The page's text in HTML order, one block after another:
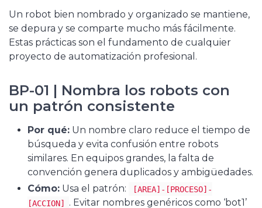
Un robot bien nombrado y organizado se mantiene,
se depura y se comparte mucho más fácilmente.
Estas prácticas son el fundamento de cualquier
proyecto de automatización profesional.
BP-01 | Nombra los robots con
un patrón consistente
Por qué: Un nombre claro reduce el tiempo de
búsqueda y evita confusión entre robots
similares. En equipos grandes, la falta de
convención genera duplicados y ambigüedades.
Cómo: Usa el patrón:
[AREA]-[PROCESO]-
[ACCION]
. Evitar nombres genéricos como ‘bot1’